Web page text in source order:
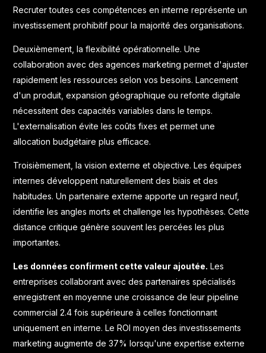
Recruter toutes ces compétences en interne représente un
investissement prohibitif pour la majorité des organisations.
Deuxièmement, la flexibilité opérationnelle. Une
collaboration avec des agences marketing permet d'ajuster
rapidement les ressources selon vos besoins. Lancement
d'un produit, expansion géographique ou refonte digitale
nécessitent des capacités variables dans le temps.
L'externalisation évite les coûts fixes et permet une
allocation budgétaire plus efficace.
Troisièmement, la vision externe et objective. Les équipes
internes développent naturellement des biais et des
habitudes. Un partenaire externe apporte un regard neuf,
identifie les angles morts et challenge les hypothèses. Cette
distance critique génère souvent les percées les plus
importantes.
Les données confirment cette valeur ajoutée. Les
entreprises collaborant avec des partenaires spécialisés
enregistrent en moyenne une croissance de leur pipeline
commercial 2.4 fois supérieure à celles fonctionnant
uniquement en interne. Le ROI moyen des investissements
marketing augmente de 37% lorsqu'une expertise externe